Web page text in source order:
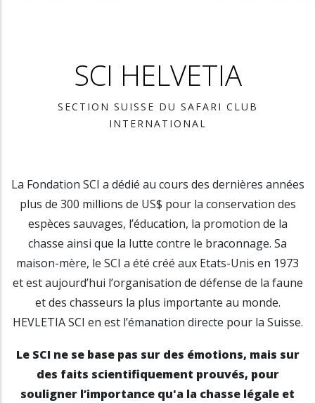
SCI HELVETIA
SECTION SUISSE DU SAFARI CLUB
INTERNATIONAL
La Fondation SCI a dédié au cours des dernières années
plus de 300 millions de US$ pour la conservation des
espèces sauvages, l’éducation, la promotion de la
chasse ainsi que la lutte contre le braconnage. Sa
maison-mère, le SCI a été créé aux Etats-Unis en 1973
et est aujourd’hui l’organisation de défense de la faune
et des chasseurs la plus importante au monde.
HEVLETIA SCI en est l’émanation directe pour la Suisse.
Le SCI ne se base pas sur des émotions, mais sur
des faits scientifiquement prouvés, pour
souligner l’importance qu'a la chasse légale et